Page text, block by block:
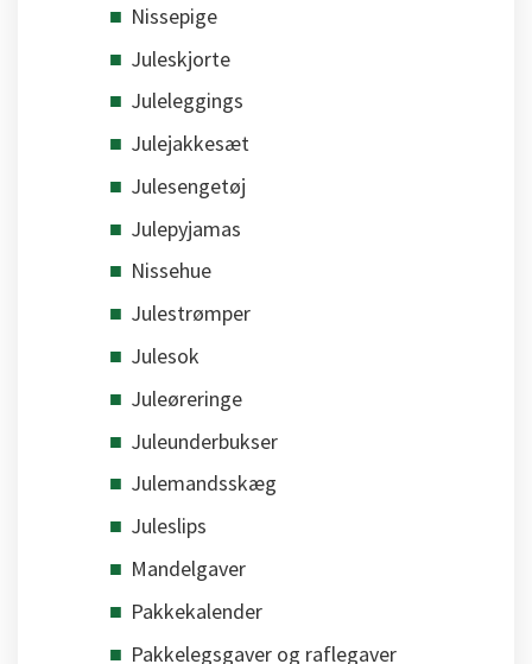
Nissepige
Juleskjorte
Juleleggings
Julejakkesæt
Julesengetøj
Julepyjamas
Nissehue
Julestrømper
Julesok
Juleøreringe
Juleunderbukser
Julemandsskæg
Juleslips
Mandelgaver
Pakkekalender
Pakkelegsgaver og raflegaver